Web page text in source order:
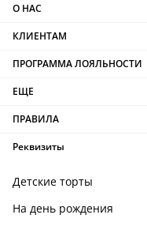
О НАС
КЛИЕНТАМ
ПРОГРАММА ЛОЯЛЬНОСТИ
ЕЩЕ
ПРАВИЛА
Реквизиты
Детские торты
На день рождения